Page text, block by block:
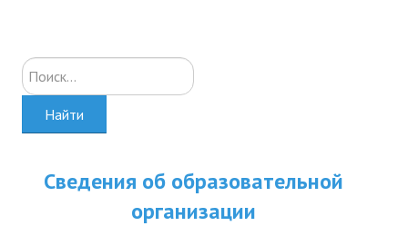
Искать...
Найти
Сведения об образовательной
организации